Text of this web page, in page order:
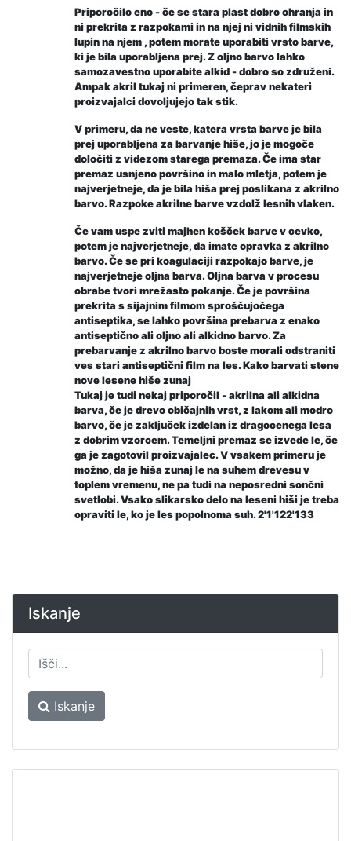
Priporočilo eno - če se stara plast dobro ohranja in
ni prekrita z razpokami in na njej ni vidnih filmskih
lupin na njem , potem morate uporabiti vrsto barve,
ki je bila uporabljena prej. Z oljno barvo lahko
samozavestno uporabite alkid - dobro so združeni.
Ampak akril tukaj ni primeren, čeprav nekateri
proizvajalci dovoljujejo tak stik.
V primeru, da ne veste, katera vrsta barve je bila
prej uporabljena za barvanje hiše, jo je mogoče
določiti z videzom starega premaza. Če ima star
premaz usnjeno površino in malo mletja, potem je
najverjetneje, da je bila hiša prej poslikana z akrilno
barvo. Razpoke akrilne barve vzdolž lesnih vlaken.
Če vam uspe zviti majhen košček barve v cevko,
potem je najverjetneje, da imate opravka z akrilno
barvo. Če se pri koagulaciji razpokajo barve, je
najverjetneje oljna barva. Oljna barva v procesu
obrabe tvori mrežasto pokanje.Če je površina
prekrita s sijajnim filmom sproščujočega
antiseptika, se lahko površina prebarva z enako
antiseptično ali oljno ali alkidno barvo. Za
prebarvanje z akrilno barvo boste morali odstraniti
ves stari antiseptični film na les. Kako barvati stene
nove lesene hiše zunaj
Tukaj je tudi nekaj priporočil - akrilna ali alkidna
barva, če je drevo običajnih vrst, z lakom ali modro
barvo, če je zaključek izdelan iz dragocenega lesa
z dobrim vzorcem. Temeljni premaz se izvede le, če
ga je zagotovil proizvajalec. V vsakem primeru je
možno, da je hiša zunaj le na suhem drevesu v
toplem vremenu, ne pa tudi na neposredni sončni
svetlobi. Vsako slikarsko delo na leseni hiši je treba
opraviti le, ko je les popolnoma suh. 2'1'122'133
Iskanje
Iskanje